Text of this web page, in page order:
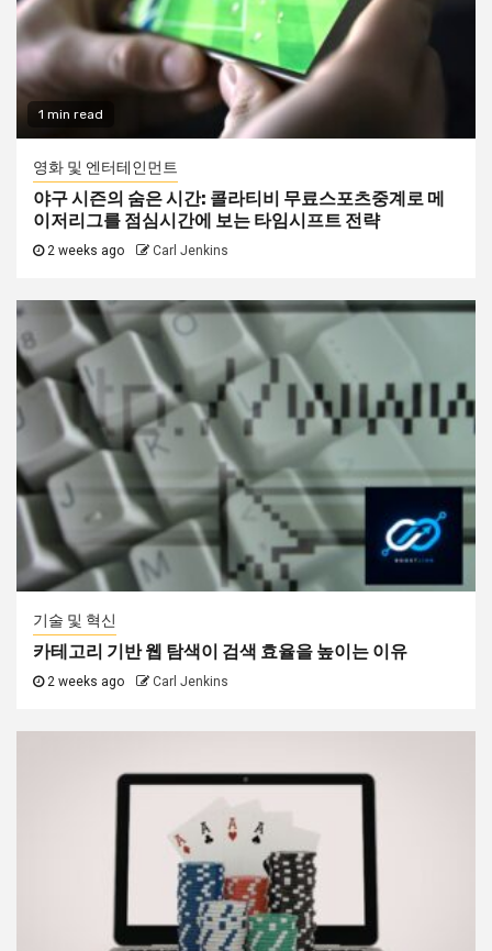
1 min read
영화 및 엔터테인먼트
야구 시즌의 숨은 시간: 콜라티비 무료스포츠중계로 메
이저리그를 점심시간에 보는 타임시프트 전략
2 weeks ago Carl Jenkins
기술 및 혁신
카테고리 기반 웹 탐색이 검색 효율을 높이는 이유
2 weeks ago Carl Jenkins